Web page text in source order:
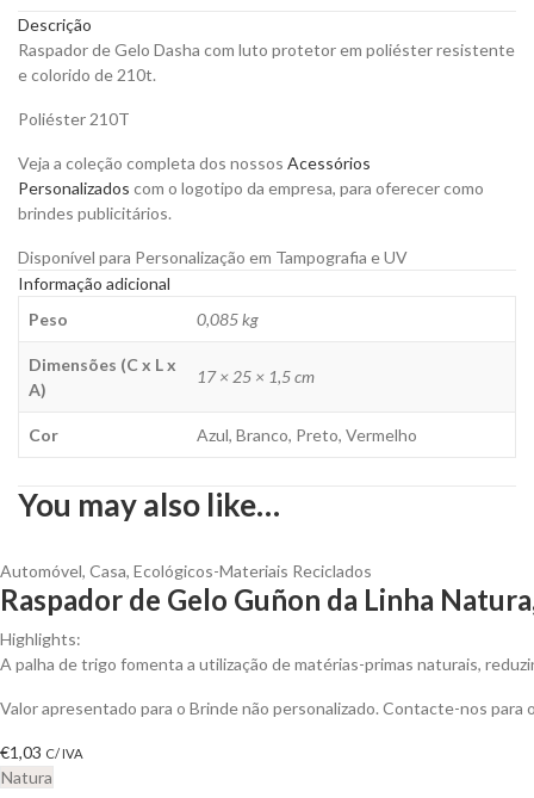
Poliéster
para
Personalizar
quantity
Descrição
Raspador de Gelo Dasha com luto protetor em poliéster resistente
e colorido de 210t.
Poliéster 210T
Veja a coleção completa dos nossos Acessórios
Personalizados com o logotipo da empresa, para oferecer como
brindes publicitários.
Disponível para Personalização em Tampografia e UV
Informação adicional
Peso
0,085 kg
Dimensões (C x L x
A)
17 × 25 × 1,5 cm
Cor Azul, Branco, Preto, Vermelho
You may also like…
Automóvel, Casa, Ecológicos-Materiais Reciclados
Raspador de Gelo Guñon da Linha
Highlights:
A palha de trigo fomenta a utilização de matérias-primas naturais,
Valor apresentado para o Brinde não personalizado. Contacte-nos
€1,03 C/ IVA
Natura